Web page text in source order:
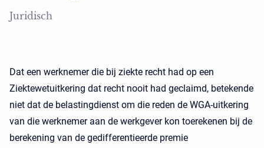
Juridisch
Dat een werknemer die bij ziekte recht had op een
Ziektewetuitkering dat recht nooit had geclaimd, betekende
niet dat de belastingdienst om die reden de WGA-uitkering
van die werknemer aan de werkgever kon toerekenen bij de
berekening van de gedifferentieerde premie